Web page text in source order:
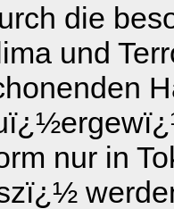
die
und
nur in